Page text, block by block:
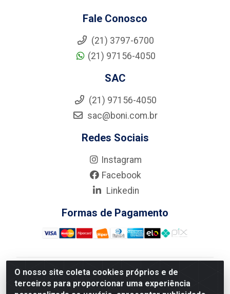
O nosso site coleta cookies próprios e de
terceiros para proporcionar uma experiência
Fale Conosco
(21) 3797-6700
(21) 97156-4050
SAC
(21) 97156-4050
sac@boni.com.br
Redes Sociais
Instagram
Facebook
Linkedin
Formas de Pagamento
Nova Boni Distribuidora de Material de Construção LTDA
- Rua Alice Tibiriçá, 330 - Vila Da Penha, Rio de